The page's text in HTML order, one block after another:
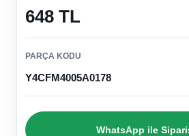
648 TL
PARÇA KODU
Y4CFM4005A0178
WhatsApp ile